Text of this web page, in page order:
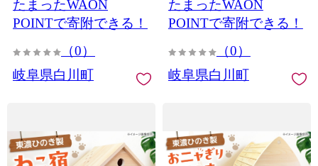
ルコール ビール セット 詰
め合わせ クラフトビール
せ クラフトビール ビール
ント セット クラフトビー
たまったWAON
POINTで寄附できる！
（0）
岐阜県白川町
ルコール ビール セット 詰
め合わせ クラフトビール
せ クラフトビール ビール
ント セット クラフトビー
たまったWAON
POINTで寄附できる！
（0）
岐阜県白川町